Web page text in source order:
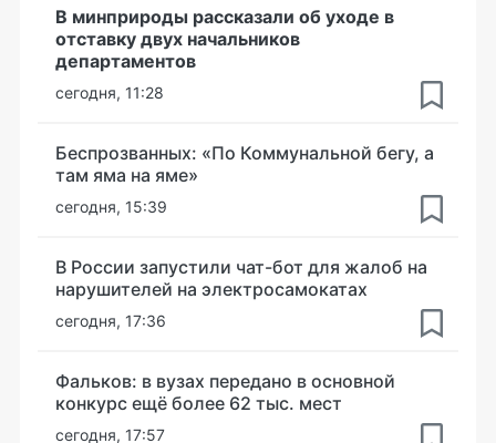
В минприроды рассказали об уходе в
отставку двух начальников
департаментов
сегодня, 11:28
Беспрозванных: «По Коммунальной бегу, а
там яма на яме»
сегодня, 15:39
В России запустили чат-бот для жалоб на
нарушителей на электросамокатах
сегодня, 17:36
Фальков: в вузах передано в основной
конкурс ещё более 62 тыс. мест
сегодня, 17:57